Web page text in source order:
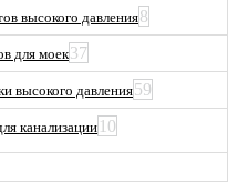
высокого давления8
для моек37
высокого давления59
канализации 10